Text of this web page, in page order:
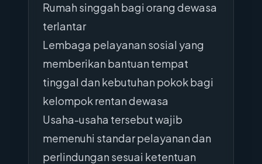
Rumah singgah bagi orang dewasa
terlantar
Lembaga pelayanan sosial yang
memberikan bantuan tempat
tinggal dan kebutuhan pokok bagi
kelompok rentan dewasa
Usaha-usaha tersebut wajib
memenuhi standar pelayanan dan
perlindungan sesuai ketentuan